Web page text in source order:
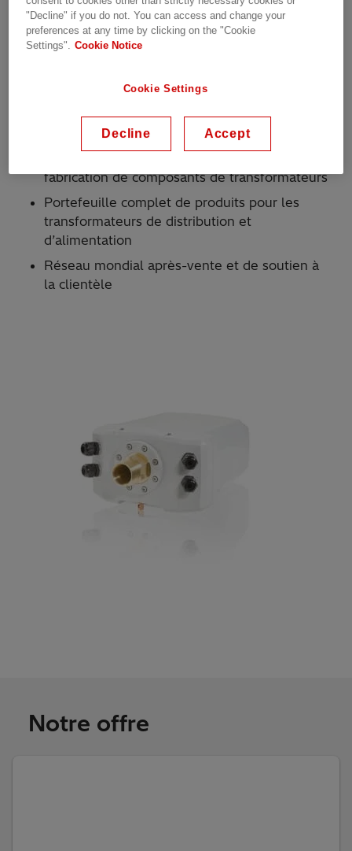
marque et n’importe quel type de transformateur.
Faible entretien
fabrication de composants de transformateurs
Portefeuille complet de produits pour les
transformateurs de distribution et
d’alimentation
Réseau mondial après-vente et de soutien à
la clientèle
Notre offre
"Decline" if you do not. You can access and change your
preferences at any time by clicking on the "Cookie
Settings".
Cookie Notice
Cookie Settings
Decline Accept